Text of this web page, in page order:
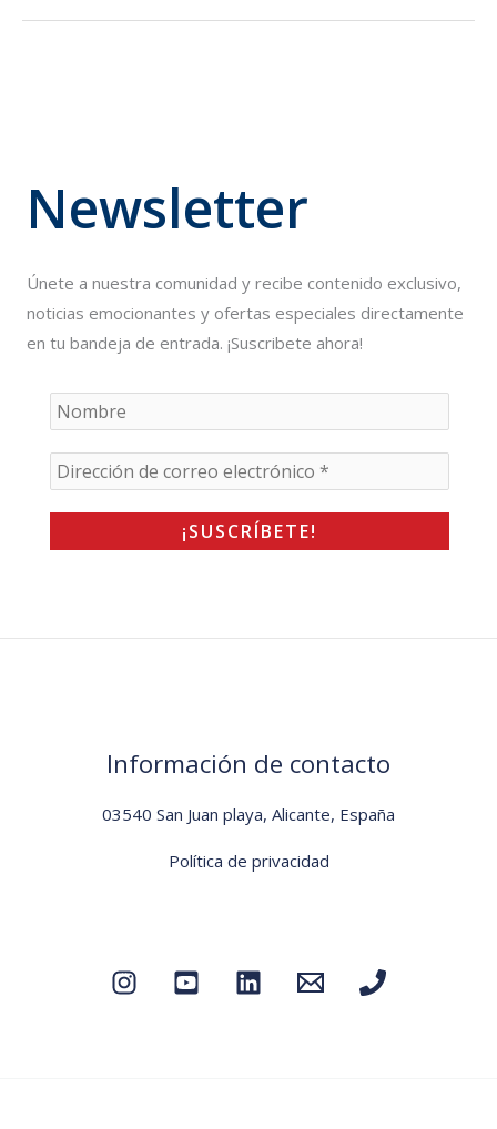
Newsletter
Únete a nuestra comunidad y recibe contenido exclusivo,
noticias emocionantes y ofertas especiales directamente
en tu bandeja de entrada. ¡Suscribete ahora!
Información de contacto
03540 San Juan playa, Alicante, España
Política de privacidad